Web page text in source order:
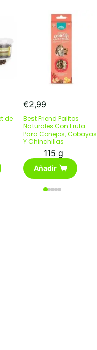
de
€2,99
Best Friend Palitos
Naturales Con Fruta
Para Conejos, Cobayas
Y Chinchillas
115 g
Añadir